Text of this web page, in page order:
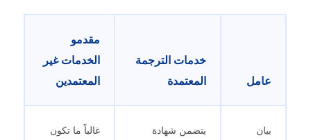
عامل
خدمات الترجمة
المعتمدة
مقدمو
الخدمات غير
المعتمدين
بيان
يتضمن شهادة
غالباً ما تكون